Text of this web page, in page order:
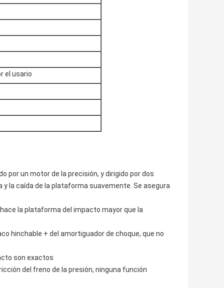
el usario
por un motor de la precisión, y dirigido por dos
y la caída de la plataforma suavemente. Se asegura
la plataforma del impacto mayor que la
hinchable + del amortiguador de choque, que no
son exactos
del freno de la presión, ninguna función